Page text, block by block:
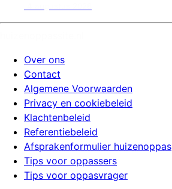
Over ons
Contact
Algemene Voorwaarden
Privacy en cookiebeleid
Klachtenbeleid
Referentiebeleid
Afsprakenformulier huizenoppas
Tips voor oppassers
Tips voor oppasvrager